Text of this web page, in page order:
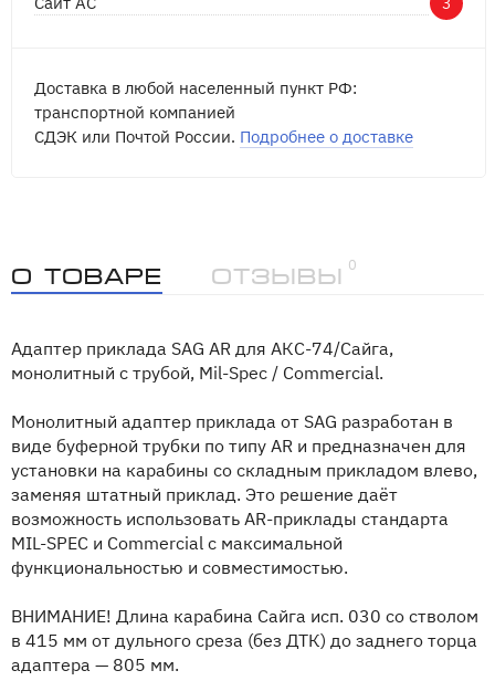
Доставка в любой населенный пункт РФ:
транспортной компанией
СДЭК или Почтой России. Подробнее о доставке
О товаре Отзывы
0
Адаптер приклада SAG AR для АКC-74/Сайга,
монолитный c трубой, Mil-Spec / Commercial.
Монолитный адаптер приклада от SAG разработан в
виде буферной трубки по типу AR и предназначен для
установки на карабины со складным прикладом влево,
заменяя штатный приклад. Это решение даёт
возможность использовать AR-приклады стандарта
MIL-SPEC и Commercial с максимальной
функциональностью и совместимостью.
ВНИМАНИЕ! Длина карабина Сайга исп. 030 со стволом
в 415 мм от дульного среза (без ДТК) до заднего торца
адаптера — 805 мм.